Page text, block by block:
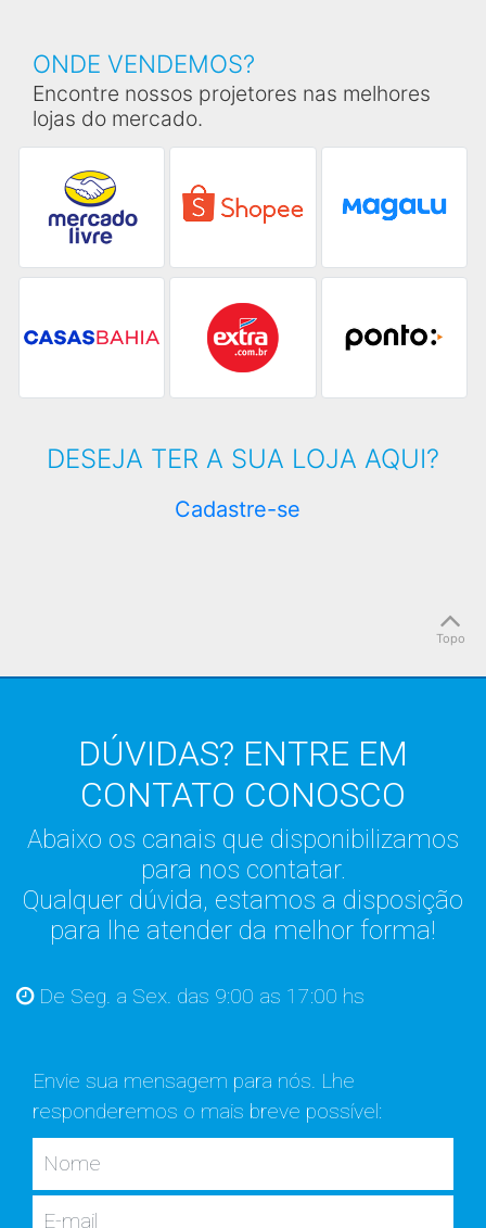
ONDE VENDEMOS?
Encontre nossos projetores nas melhores
lojas do mercado.
DESEJA TER A SUA LOJA AQUI?
Cadastre-se
Topo
DÚVIDAS? ENTRE EM
CONTATO CONOSCO
Abaixo os canais que disponibilizamos
para nos contatar.
Qualquer dúvida, estamos a disposição
para lhe atender da melhor forma!
De Seg. a Sex. das 9:00 as 17:00 hs
Envie sua mensagem para nós. Lhe
responderemos o mais breve possível: